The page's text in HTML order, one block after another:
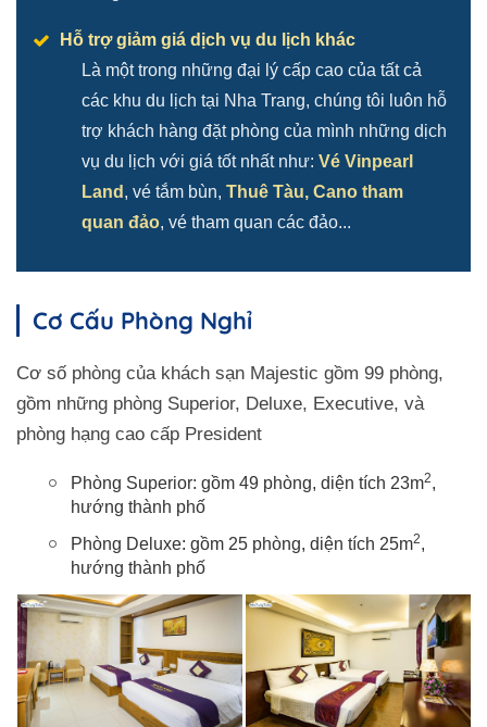
Hỗ trợ giảm giá dịch vụ du lịch khác
Là một trong những đại lý cấp cao của tất cả
các khu du lịch tại Nha Trang, chúng tôi luôn hỗ
trợ khách hàng đặt phòng của mình những dịch
vụ du lịch với giá tốt nhất như: Vé Vinpearl
Land , vé tắm bùn, Thuê Tàu, Cano tham
quan đảo, vé tham quan các đảo...
Cơ Cấu Phòng Nghỉ
Cơ số phòng của khách sạn Majestic gồm 99 phòng,
gồm những phòng Superior, Deluxe, Executive, và
phòng hạng cao cấp President
Phòng Superior: gồm 49 phòng, diện tích 23m2,
hướng thành phố
Phòng Deluxe: gồm 25 phòng, diện tích 25m2,
hướng thành phố